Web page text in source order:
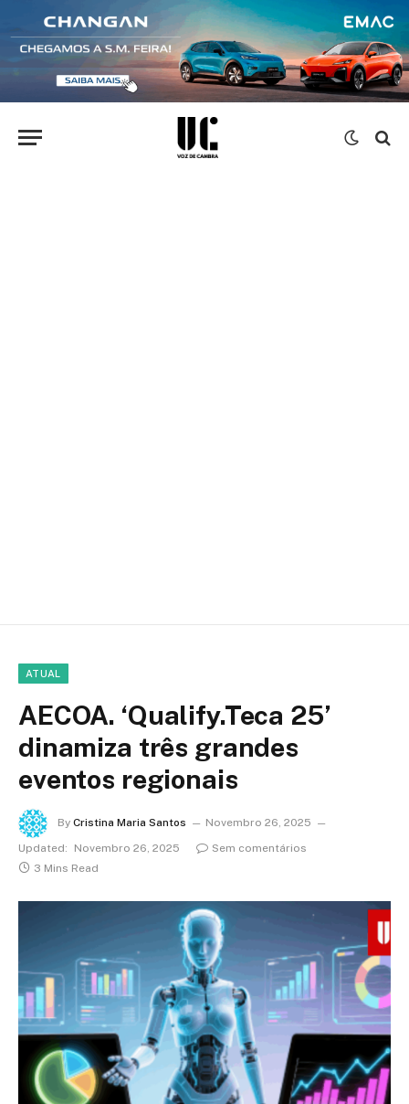
ATUAL
AECOA. ‘Qualify.Teca 25’
dinamiza três grandes
eventos regionais
By Cristina Maria Santos
Novembro 26, 2025
Updated:
Novembro 26, 2025
Sem comentários
3 Mins Read